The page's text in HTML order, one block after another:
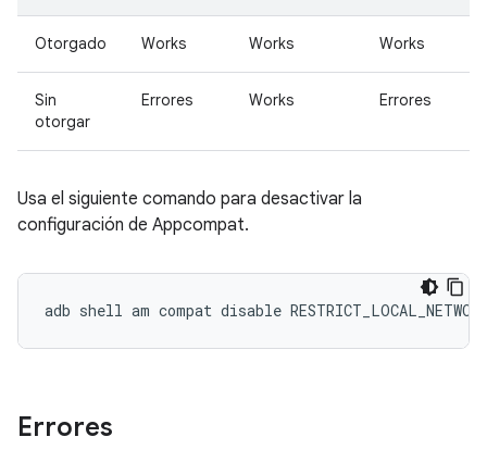
Otorgado Works Works Works
Sin
otorgar
Errores Works Errores
Usa el siguiente comando para desactivar la
configuración de Appcompat.
adb shell am compat disable
Errores